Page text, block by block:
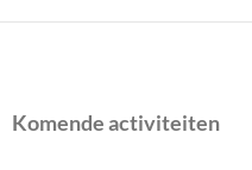
Komende activiteiten